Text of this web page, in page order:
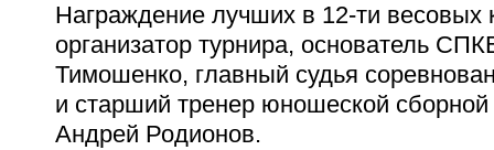
Награждение лучших в 12-ти весовых
организатор турнира, основатель
Тимошенко, главный судья
и старший тренер юношеской
Андрей Родионов.